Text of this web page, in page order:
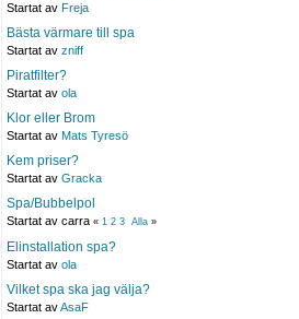
Startat av Freja
Bästa värmare till spa
Startat av zniff
Piratfilter?
Startat av ola
Klor eller Brom
Startat av Mats Tyresö
Kem priser?
Startat av Gracka
Spa/Bubbelpol
Startat av carra « 1 2 3 Alla »
Elinstallation spa?
Startat av ola
Vilket spa ska jag välja?
Startat avAsaF